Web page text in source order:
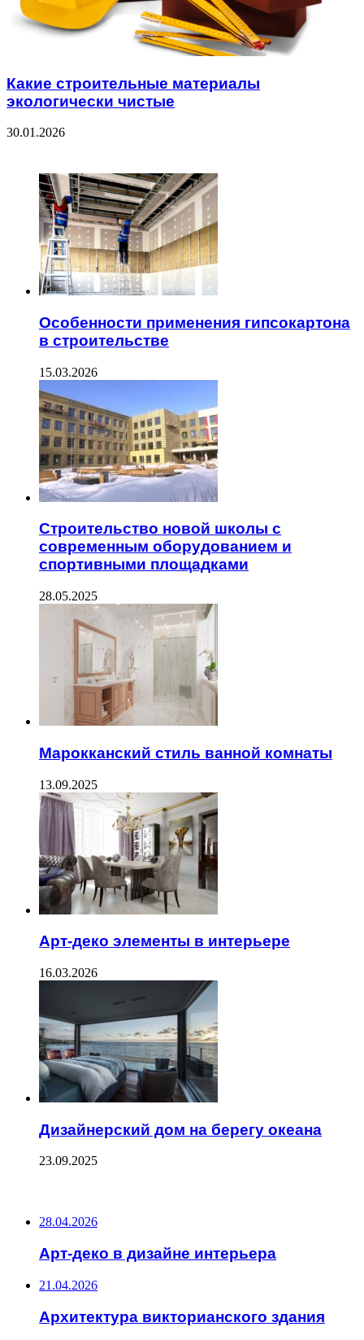
Какие строительные материалы
экологически чистые
30.01.2026
Особенности применения гипсокартона
в строительстве
15.03.2026
Строительство новой школы с
современным оборудованием и
спортивными площадками
28.05.2025
Марокканский стиль ванной комнаты
13.09.2025
Арт-деко элементы в интерьере
16.03.2026
Дизайнерский дом на берегу океана
23.09.2025
28.04.2026
Арт-деко в дизайне интерьера
21.04.2026
Архитектура викторианского здания